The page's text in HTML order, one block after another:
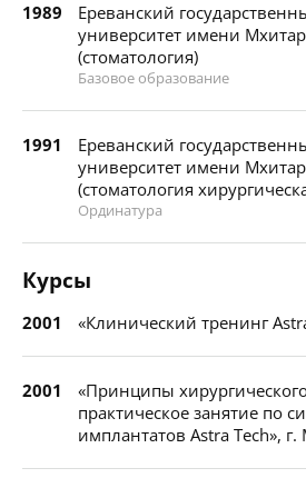
1989
Ереванский
университет имени
(стоматология)
Базовое образование
1991
Ереванский
университет имени
(стоматология
Ординатура
Курсы
2001 «Клинический тренинг
2001
«Принципы
практическое занятие по
имплантатов Astra Tech», г.